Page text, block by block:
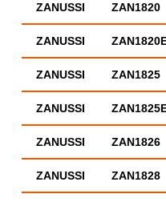
ZANUSSI ZAN1820
ZANUSSI
ZANUSSI ZAN1825
ZANUSSI
ZANUSSI ZAN1826
ZANUSSI ZAN1828